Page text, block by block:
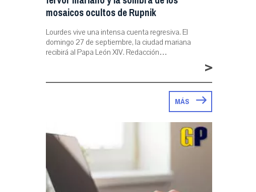
mosaicos ocultos de Rupnik
Lourdes vive una intensa cuenta regresiva. El
domingo 27 de septiembre, la ciudad mariana
recibirá al Papa León XIV. Redacción…
>
MÁS